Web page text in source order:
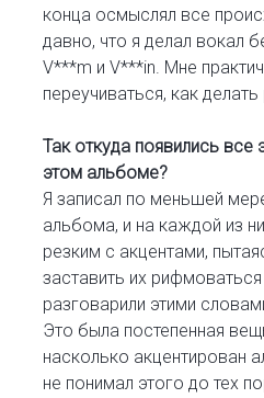
конца осмыслял все
давно, что я делал вокал
V***m и V***in. Мне
переучиваться, как делать
Так откуда появились все
этом альбоме?
Я записал по меньшей
альбома, и на каждой из
резким с акцентами,
заставить их
разговарили этими
Это была постепенная
насколько акцентирован
не понимал этого до тех